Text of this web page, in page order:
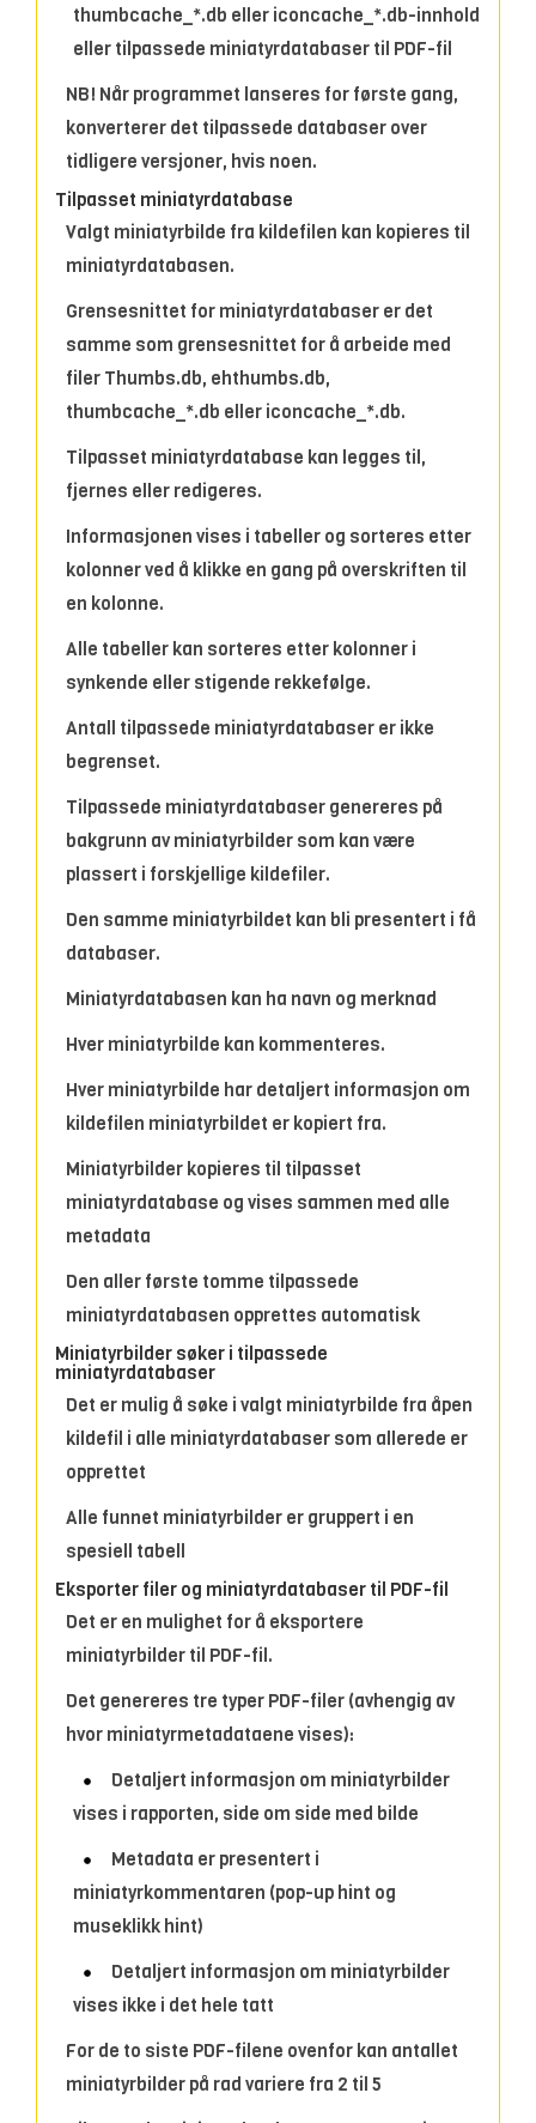
thumbcache_*.db eller iconcache_*.db-innhold
eller tilpassede miniatyrdatabaser til PDF-fil
NB! Når programmet lanseres for første gang,
konverterer det tilpassede databaser over
tidligere versjoner, hvis noen.
Tilpasset miniatyrdatabase
Valgt miniatyrbilde fra kildefilen kan kopieres til
miniatyrdatabasen.
Grensesnittet for miniatyrdatabaser er det
samme som grensesnittet for å arbeide med
filer Thumbs.db, ehthumbs.db,
thumbcache_*.db eller iconcache_*.db.
Tilpasset miniatyrdatabase kan legges til,
fjernes eller redigeres.
Informasjonen vises i tabeller og sorteres etter
kolonner ved å klikke en gang på overskriften til
en kolonne.
Alle tabeller kan sorteres etter kolonner i
synkende eller stigende rekkefølge.
Antall tilpassede miniatyrdatabaser er ikke
begrenset.
Tilpassede miniatyrdatabaser genereres på
bakgrunn av miniatyrbilder som kan være
plassert i forskjellige kildefiler.
Den samme miniatyrbildet kan bli presentert i få
databaser.
Miniatyrdatabasen kan ha navn og merknad
Hver miniatyrbilde kan kommenteres.
Hver miniatyrbilde har detaljert informasjon om
kildefilen miniatyrbildet er kopiert fra.
Miniatyrbilder kopieres til tilpasset
miniatyrdatabase og vises sammen med alle
metadata
Den aller første tomme tilpassede
miniatyrdatabasen opprettes automatisk
Miniatyrbilder søker i tilpassede
miniatyrdatabaser
Det er mulig å søke i valgt miniatyrbilde fra åpen
kildefil i alle miniatyrdatabaser som allerede er
opprettet
Alle funnet miniatyrbilder er gruppert i en
spesiell tabell
Eksporter filer og miniatyrdatabaser til PDF-fil
Det er en mulighet for å eksportere
miniatyrbilder til PDF-fil.
Det genereres tre typer PDF-filer (avhengig av
hvor miniatyrmetadataene vises):
Detaljert informasjon om miniatyrbilder
vises i rapporten, side om side med bilde
Metadata er presentert i
miniatyrkommentaren (pop-up hint og
museklikk hint)
Detaljert informasjon om miniatyrbilder
vises ikke i det hele tatt
For de to siste PDF-filene ovenfor kan antallet
miniatyrbilder på rad variere fra 2 til 5